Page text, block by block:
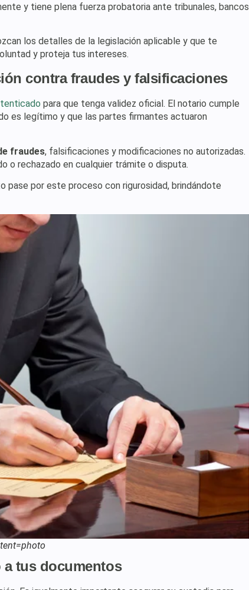
y tiene plena fuerza probatoria ante tribunales, bancos
los detalles de la legislación aplicable y que te
y proteja tus intereses.
contra fraudes y falsificaciones
para que tenga validez oficial. El notario cumple
es legítimo y que las partes firmantes actuaron
fraudes, falsificaciones y modificaciones no autorizadas.
o rechazado en cualquier trámite o disputa.
pase por este proceso con rigurosidad, brindándote
tus documentos